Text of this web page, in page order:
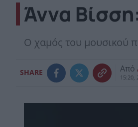
Άννα
Ο χαμός του μουσικού
SHARE Από
15:20,